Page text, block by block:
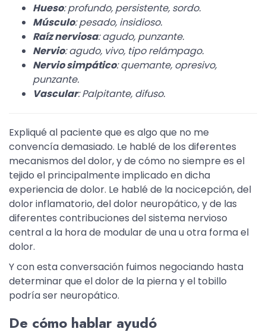
Hueso: profundo, persistente, sordo.
Músculo: pesado, insidioso.
Raíz nerviosa: agudo, punzante.
Nervio: agudo, vivo, tipo relámpago.
Nervio simpático: quemante, opresivo,
punzante.
Vascular: Palpitante, difuso.
Expliqué al paciente que es algo que no me
convencía demasiado. Le hablé de los diferentes
mecanismos del dolor, y de cómo no siempre es el
tejido el principalmente implicado en dicha
experiencia de dolor. Le hablé de la nocicepción, del
dolor inflamatorio, del dolor neuropático, y de las
diferentes contribuciones del sistema nervioso
central a la hora de modular de una u otra forma el
dolor.
Y con esta conversación fuimos negociando hasta
determinar que el dolor de la pierna y el tobillo
podría ser neuropático.
De cómo hablar ayudó